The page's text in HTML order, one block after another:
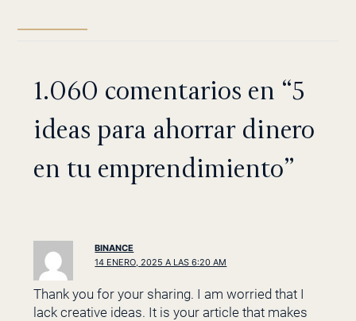
1.060 comentarios en “5
ideas para ahorrar dinero
en tu emprendimiento”
BINANCE
14 ENERO, 2025 A LAS 6:20 AM
Thank you for your sharing. I am worried that I
lack creative ideas. It is your article that makes